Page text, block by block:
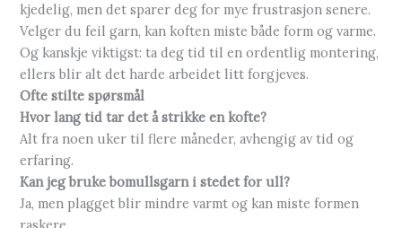
kjedelig, men det sparer deg for mye frustrasjon senere.
Velger du feil garn, kan koften miste både form og varme.
Og kanskje viktigst: ta deg tid til en ordentlig montering,
ellers blir alt det harde arbeidet litt forgjeves.
Ofte stilte spørsmål
Hvor lang tid tar det å strikke en kofte?
Alt fra noen uker til flere måneder, avhengig av tid og
erfaring.
Kan jeg bruke bomullsgarn i stedet for ull?
Ja, men plagget blir mindre varmt og kan miste formen